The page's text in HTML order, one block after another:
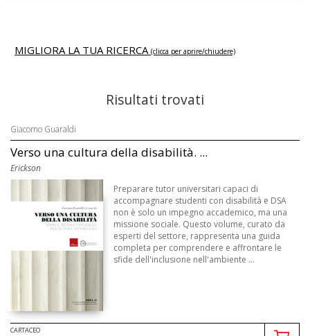
MIGLIORA LA TUA RICERCA (clicca per aprire/chiudere)
Risultati trovati
Giacomo Guaraldi
Verso una cultura della disabilità. ...
Erickson
Preparare tutor universitari capaci di
accompagnare studenti con disabilità e DSA
non è solo un impegno accademico, ma una
missione sociale. Questo volume, curato da
esperti del settore, rappresenta una guida
completa per comprendere e affrontare le
sfide dell'inclusione nell'ambiente ...
CARTACEO